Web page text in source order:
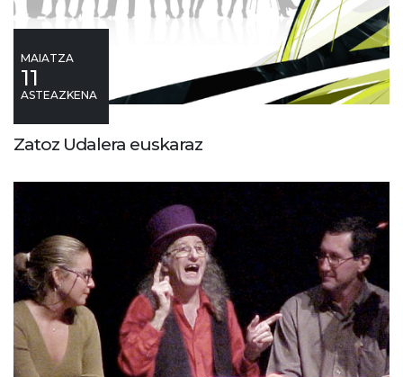
MAIATZA
11
ASTEAZKENA
Zatoz Udalera euskaraz